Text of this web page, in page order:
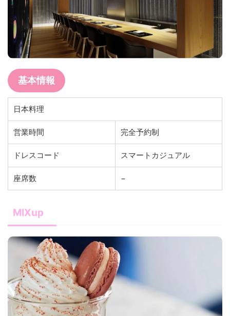
基本情報
日本料理
営業時間 完全予約制
ドレスコード スマートカジュアル
座席数 −
MIXup